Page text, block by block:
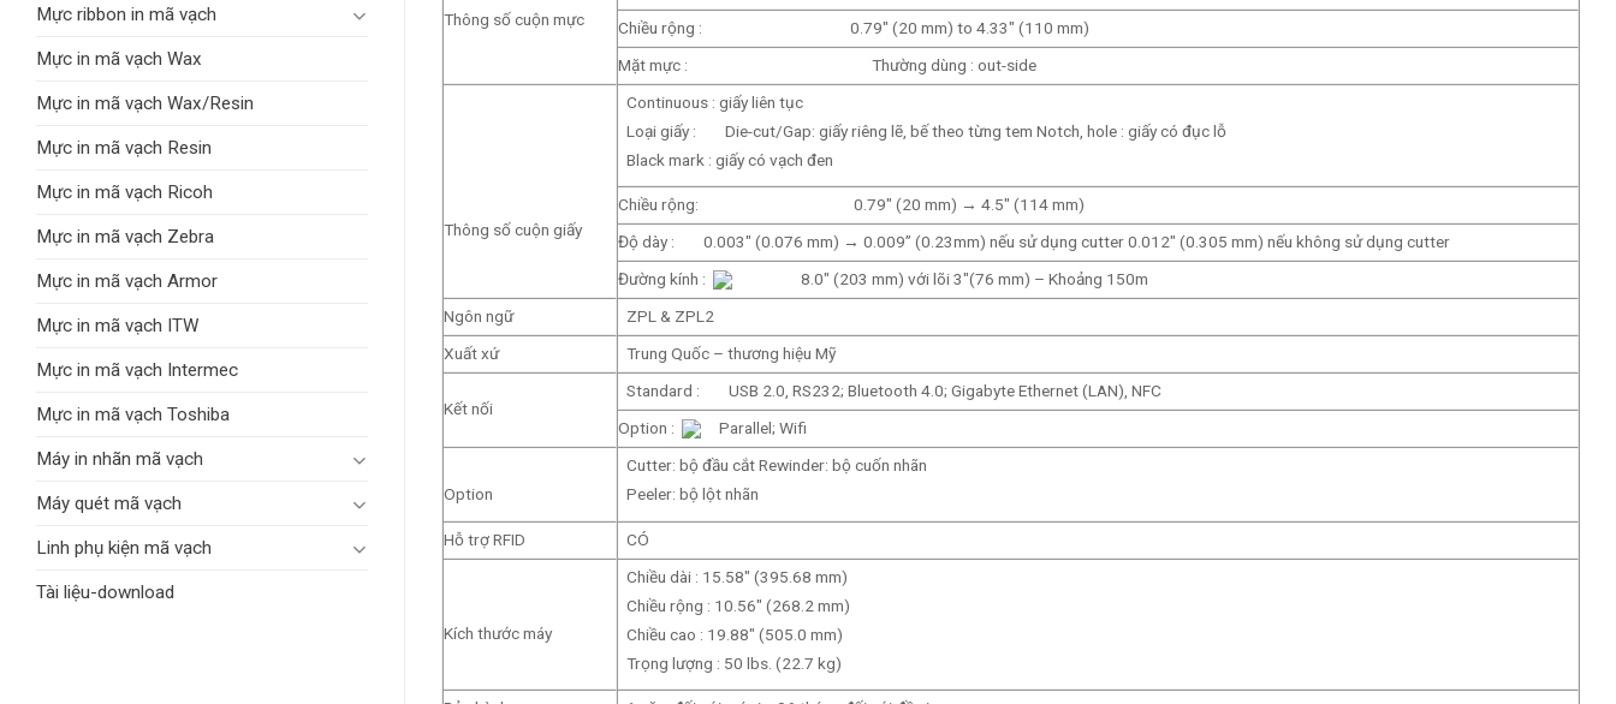
Mực ribbon in mã vạch
Mực in mã vạch Wax
Mực in mã vạch Wax/Resin
Mực in mã vạch Resin
Mực in mã vạch Ricoh
Mực in mã vạch Zebra
Mực in mã vạch Armor
Mực in mã vạch ITW
Mực in mã vạch Intermec
Mực in mã vạch Toshiba
Máy in nhãn mã vạch
Máy quét mã vạch
Linh phụ kiện mã vạch
Tài liệu-download
Thông số cuộn mực
Chiều rộng : 0.79″ (20 mm) to 4.33″ (110 mm)
Mặt mực : Thường dùng : out-side
Thông số cuộn giấy
Continuous : giấy liên tục
Loại giấy : Die-cut/Gap: giấy riêng lẽ, bế theo từng tem Notch, hole : giấy có đục lỗ
Black mark : giấy có vạch đen
Chiều rộng: 0.79″ (20 mm) → 4.5″ (114 mm)
Độ dày : 0.003″ (0.076 mm) → 0.009” (0.23mm) nếu sử dụng cutter 0.012″ (0.305 mm) nếu không sử dụng cutter
Đường kính :
8.0″ (203 mm) với lõi 3″(76 mm) – Khoảng 150m
Ngôn ngữ
ZPL & ZPL2
Xuất xứ
Trung Quốc – thương hiệu Mỹ
Kết nối
Standard : USB 2.0, RS232; Bluetooth 4.0; Gigabyte Ethernet (LAN), NFC
Option :
Parallel; Wifi
Option
Cutter: bộ đầu cắt Rewinder: bộ cuốn nhãn
Peeler: bộ lột nhãn
Hỗ trợ RFID CÓ
Kích thước máy
Chiều dài : 15.58″ (395.68 mm)
Chiều rộng : 10.56″ (268.2 mm)
Chiều cao : 19.88″ (505.0 mm)
Trọng lượng : 50 lbs. (22.7 kg)